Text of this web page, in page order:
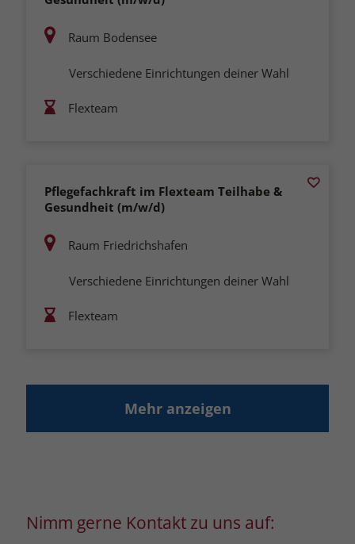
Raum Bodensee
Verschiedene Einrichtungen deiner Wahl
Flexteam
Pflegefachkraft im Flexteam Teilhabe &
Gesundheit (m/w/d)
Raum Friedrichshafen
Verschiedene Einrichtungen deiner Wahl
Flexteam
Mehr anzeigen
Nimm gerne Kontakt zu uns auf: